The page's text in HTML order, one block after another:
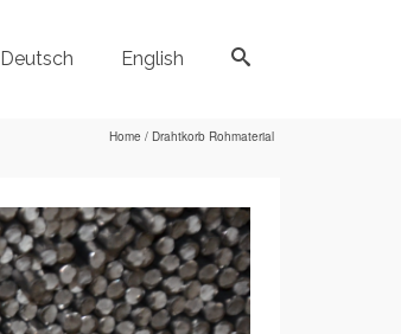
Deutsch English
Home / Drahtkorb Rohmaterial